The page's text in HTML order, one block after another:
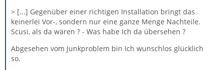
> [...] Gegenüber einer richtigen Installation bringt das
keinerlei Vor-, sondern nur eine ganze Menge Nachteile.
Scusi, als da wären ? - Was habe Ich da übersehen ?
Abgesehen vom Junkproblem bin Ich wunschlos glücklich
so.